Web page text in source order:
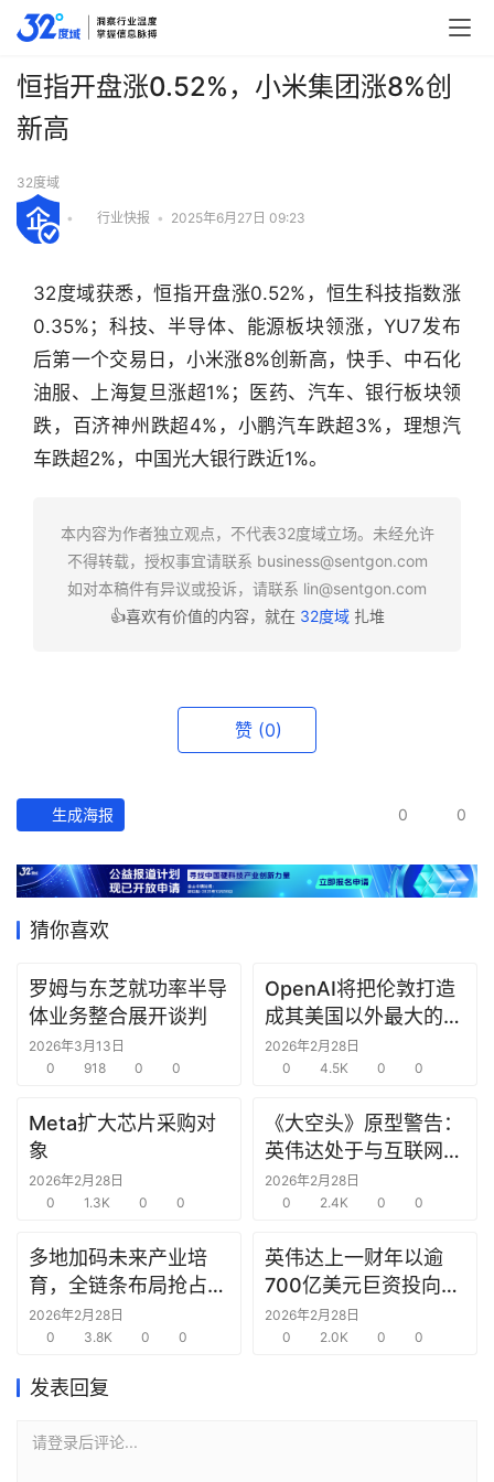
行
产
经
数
据
研
创
投
商
机
圈
恒指开盘涨0.52%，小米集团涨8%创
新高
32度域
• 行业快报 • 2025年6月27日 09:23
32度域获悉，恒指开盘涨0.52%，恒生科技指数涨
0.35%；科技、半导体、能源板块领涨，YU7发布
后第一个交易日，小米涨8%创新高，快手、中石化
油服、上海复旦涨超1%；医药、汽车、银行板块领
跌，百济神州跌超4%，小鹏汽车跌超3%，理想汽
车跌超2%，中国光大银行跌近1%。
本内容为作者独立观点，不代表32度域立场。未经允许
不得转载，授权事宜请联系 business@sentgon.com
如对本稿件有异议或投诉，请联系 lin@sentgon.com
👍喜欢有价值的内容，就在 32度域扎堆
赞 (0)
生成海报 0 0
猜你喜欢
罗姆与东芝就功率半导
体业务整合展开谈判
2026年3月13日
0
918 0 0
OpenAI将把伦敦打造
成其美国以外最大的研
究中心
2026年2月28日
0
4.5K 0 0
Meta扩大芯片采购对
象
2026年2月28日
0
1.3K 0 0
《大空头》原型警告：
英伟达处于与互联网泡
沫时期思科同样的“危
险境地”
2026年2月28日
0
2.4K 0 0
多地加码未来产业培
育，全链条布局抢占新
赛道先机
2026年2月28日
0
3.8K 0 0
英伟达上一财年以逾
700亿美元巨资投向合
作方，竭力巩固AI芯片
需求
2026年2月28日
0
2.0K 0 0
发表回复
请登录后评论...